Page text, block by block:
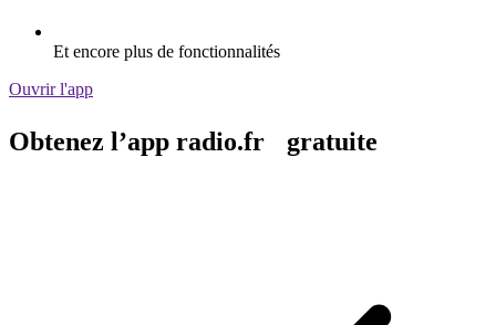
Et encore plus de fonctionnalités
Ouvrir l'app
Obtenez l’app radio.fr gratuite